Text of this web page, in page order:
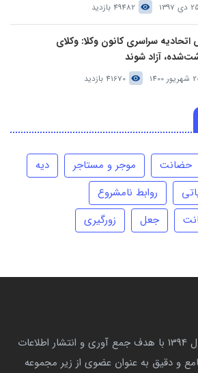
1397 49482 بازدید
سراسری کانون وکلا: وکلای
آزاد شوند
1400 41670 بازدید
حضانت موجر و مستاجر
دیه
روابط نامشروع
جعل
زورگیری
مرجع حقوقی ایران از سال 1394 با هدف جمع آوری و انتشار اطلاعات
و دقیق به عنوان عضوی از زیر مجموعه